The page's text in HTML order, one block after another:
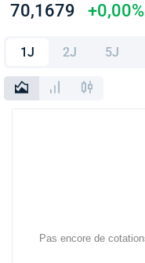
70,1679 +0,00%
1J 2J 5J